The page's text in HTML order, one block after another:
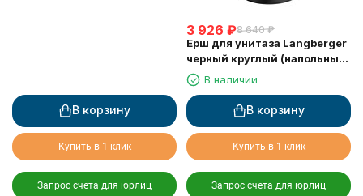
В корзину
Купить в 1 клик
Запрос счета для юрлиц
3 926 ₽8 640 ₽
Ерш для унитаза Langberger
черный круглый (напольный/
к стене) 70871-BP
В наличии
В корзину
Купить в 1 клик
Запрос счета для юрлиц